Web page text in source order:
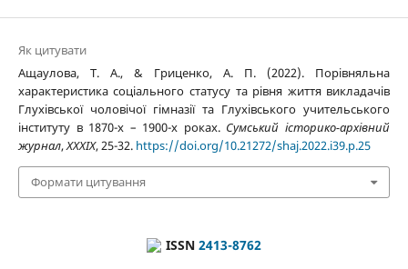
Як цитувати
Ащаулова, Т. А., & Гриценко, А. П. (2022). Порівняльна
характеристика соціального статусу та рівня життя викладачів
Глухівської чоловічої гімназії та Глухівського учительського
інституту в 1870-х – 1900-х роках. Сумський історико-архівний
журнал,XXXIX, 25-32. https://doi.org/10.21272/shaj.2022.i39.p.25
Формати цитування
ISSN 2413-8762